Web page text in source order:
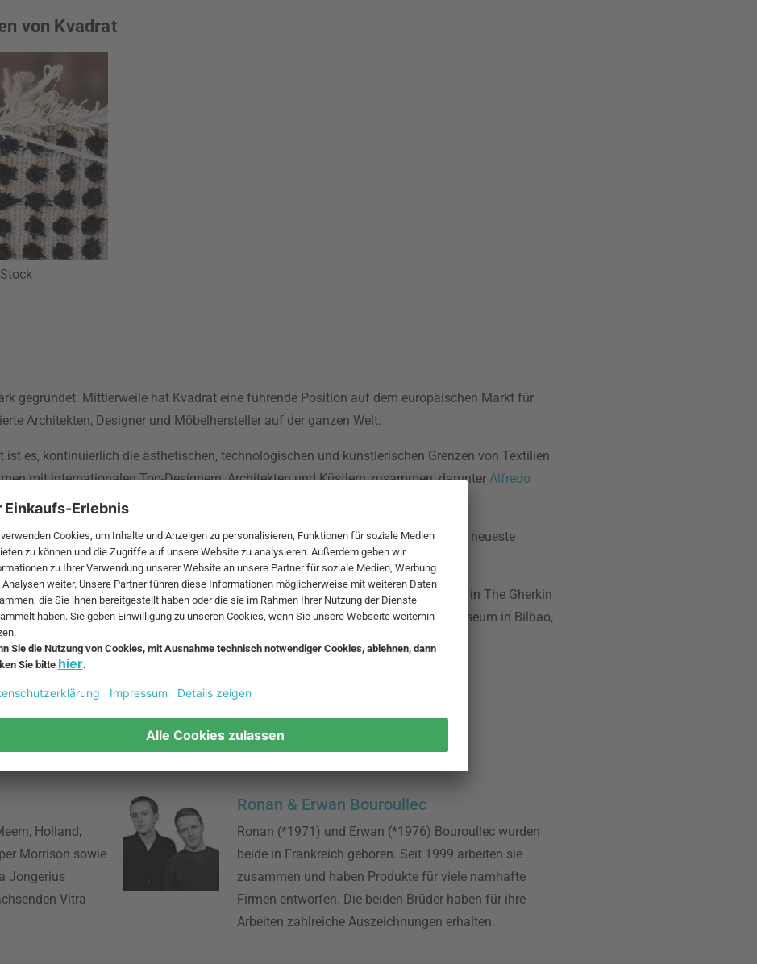
von Kvadrat
gegründet. Mittlerweile hat Kvadrat eine führende Position auf dem europäischen Markt für
Architekten, Designer und Möbelhersteller auf der ganzen Welt.
es, kontinuierlich die ästhetischen, technologischen und künstlerischen Grenzen von Textilien
mit internationalen Top-Designern, Architekten und Küstlern zusammen, darunter Alfredo
und Olafur Eliasson.
für die Verwendung von Textilien zu durchbrechen. Frieze Art Fair ist das neueste
Textilien auch im Serpentine Pavillion im Hyde Park verwendet.
architektonischen Entwicklungen verwendet. Zu finden sind sie zum Beispiel in The Gherkin
Disney Concert Hall in Los Angeles, im Berliner Reichstag, im Guggenheim Museum in Bilbao,
und in der neuen Oper in Oslo.
Holland,
Morrison sowie
Jongerius
Vitra
Ronan & Erwan Bouroullec
Ronan (*1971) und Erwan (*1976) Bouroullec wurden
beide in Frankreich geboren. Seit 1999 arbeiten sie
zusammen und haben Produkte für viele namhafte
Firmen entworfen. Die beiden Brüder haben für ihre
Arbeiten zahlreiche Auszeichnungen erhalten.